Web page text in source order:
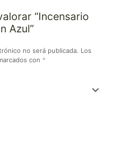
“Incensario
Azul”
no será publicada. Los
con *